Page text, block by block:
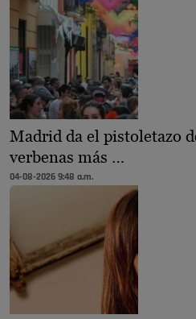
Madrid da el pistoletazo
verbenas más …
04-08-2026 9:48 a.m.